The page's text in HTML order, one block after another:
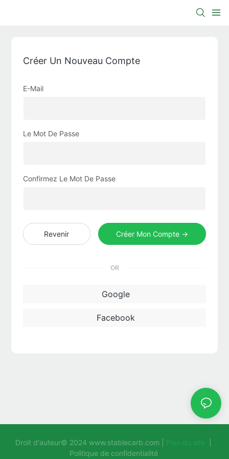
Créer Un Nouveau Compte
E-Mail
Le Mot De Passe
Confirmez Le Mot De Passe
Revenir Créer Mon Compte →
OR
Google
Facebook
Droit d'auteur© 2024 www.stablecarb.com Plan du site
Politique de confidentialité